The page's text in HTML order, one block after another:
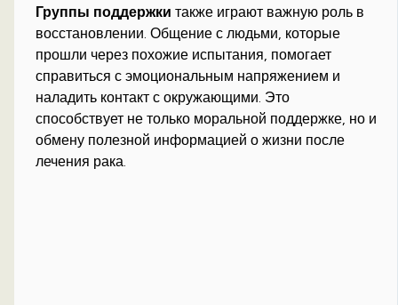
Группы поддержки также играют важную роль в
восстановлении. Общение с людьми, которые
прошли через похожие испытания, помогает
справиться с эмоциональным напряжением и
наладить контакт с окружающими. Это
способствует не только моральной поддержке, но и
обмену полезной информацией о жизни после
лечения рака.